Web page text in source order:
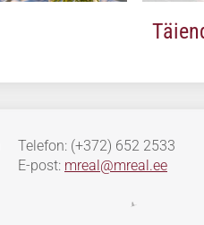
Telefon: (+372) 652 2533
E-post: mreal@mreal.ee